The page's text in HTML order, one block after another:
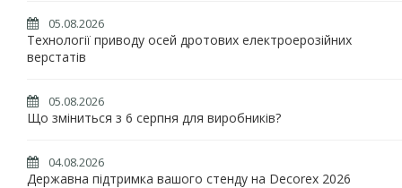
05.08.2026
Технології приводу осей дротових електроерозійних
верстатів
05.08.2026
Що зміниться з 6 серпня для виробників?
04.08.2026
Державна підтримка вашого стенду на Decorex 2026